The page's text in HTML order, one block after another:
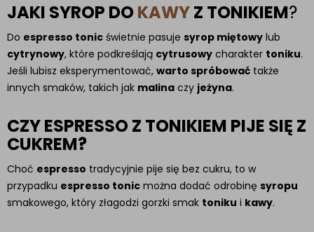
JAKI SYROP DOKAWYZ TONIKIEM?
Do espresso tonic świetnie pasuje syrop miętowy lub
cytrynowy, które podkreślają cytrusowy charakter toniku.
Jeśli lubisz eksperymentować, warto spróbować także
innych smaków, takich jak malina czy jeżyna.
CZY ESPRESSO Z TONIKIEM PIJE SIĘ Z
CUKREM?
Choć espresso tradycyjnie pije się bez cukru, to w
przypadku espresso tonic można dodać odrobinę syropu
smakowego, który złagodzi gorzki smak toniku i kawy.